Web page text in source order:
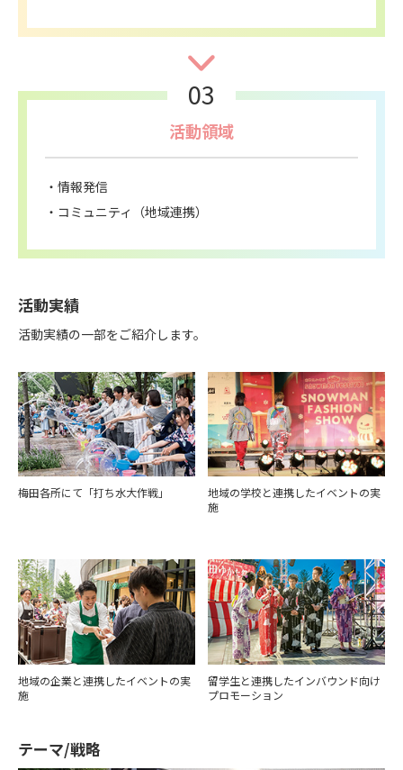
03
活動領域
情報発信
コミュニティ（地域連携）
活動実績
活動実績の一部をご紹介します。
梅田各所にて「打ち水大作戦」
地域の学校と連携したイベントの実
施
地域の企業と連携したイベントの実
施
留学生と連携したインバウンド向け
プロモーション
テーマ/戦略